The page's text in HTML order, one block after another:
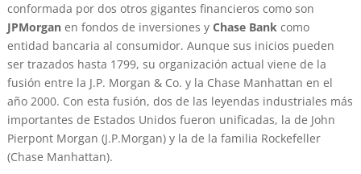
conformada por dos otros gigantes financieros como son
JPMorganen fondos de inversiones y Chase Bankcomo
entidad bancaria al consumidor. Aunque sus inicios pueden
ser trazados hasta 1799, su organización actual viene de la
fusión entre la J.P. Morgan & Co. y la Chase Manhattan en el
año 2000. Con esta fusión, dos de las leyendas industriales más
importantes de Estados Unidos fueron unificadas, la de John
Pierpont Morgan (J.P.Morgan) y la de la familia Rockefeller
(Chase Manhattan).